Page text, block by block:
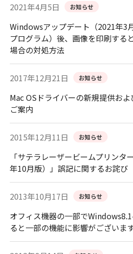
2021年4月5日 お知らせ
Windowsアップデート（2021年3
プログラム）後、画像を印刷する
場合の対処方法
2017年12月21日 お知らせ
Mac OSドライバーの新規提供お
ご案内
2015年12月11日 お知らせ
「サテラレーザービームプリンタ
年10月版）」誤記に関するお詫び
2013年10月17日 お知らせ
オフィス機器の一部で
ると一部の機能に影響がございま